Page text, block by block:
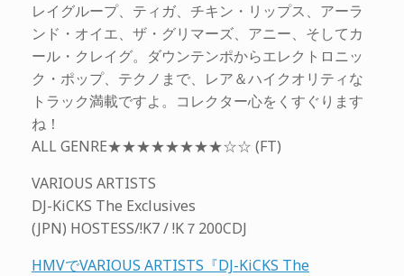
レイグループ、ティガ、チキン・リップス、アーラ
ンド・オイエ、ザ・グリマーズ、アニー、そしてカ
ール・クレイグ。ダウンテンポからエレクトロニッ
ク・ポップ、テクノまで、レア＆ハイクオリティな
トラック満載ですよ。コレクター心をくすぐります
ね！
ALL GENRE★★★★★★★★☆☆ (FT)
VARIOUS ARTISTS
DJ-KiCKS The Exclusives
(JPN) HOSTESS/!K7 / !K７200CDJ
HMVでVARIOUS ARTISTS『DJ-KiCKS The